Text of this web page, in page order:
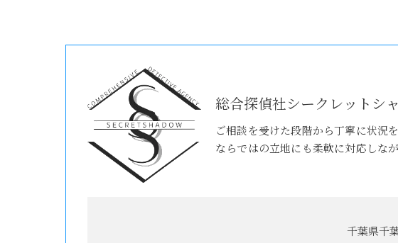
総合探偵社シークレットシ
ご相談を受けた段階から丁寧に状況
ならではの立地にも柔軟に対応しな
千葉県千